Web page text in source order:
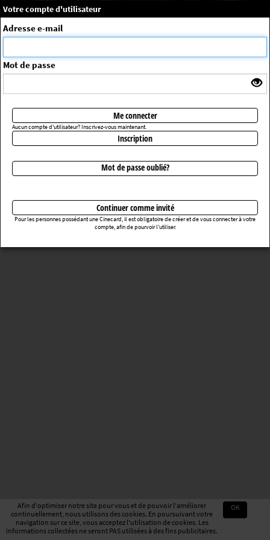
Afin d'optimiser notre site pour vous et de pouvoir l'améliorer
continuellement, nous utilisons des cookies. En poursuivant votre
navigation sur ce site, vous acceptez l'utilisation de cookies. Les
informations collectées ne seront PAS utilisées à des fins publicitaires.
OK
Message système
La séance choisie n'a pas été trouvée
Votre compte d'utilisateur
Adresse e-mail
Mot de passe
Me connecter
Aucun compte d'utilisateur? Inscrivez-vous maintenant.
Inscription
Mot de passe oublié?
Continuer comme invité
Pour les personnes possédant une Cinecard, il est obligatoire de créer et de vous connecter à votre
compte, afin de pourvoir l’utiliser.